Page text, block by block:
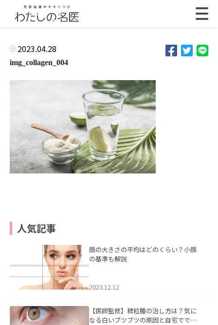
2023.04.28
img_collagen_004
人気記事
顔の大きさの平均はどのくらい？小顔
の基準も解説
2023.12.12
【医師監修】稗粒腫の治し方は？気に
なる白いブツブツの原因と自宅ででき